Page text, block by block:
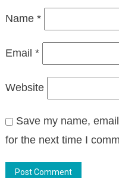
Name *
Email *
Website
Save my name,
for the next time I